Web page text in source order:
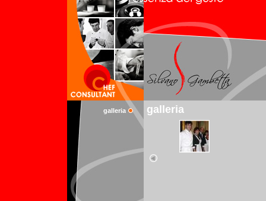
galleria galleria